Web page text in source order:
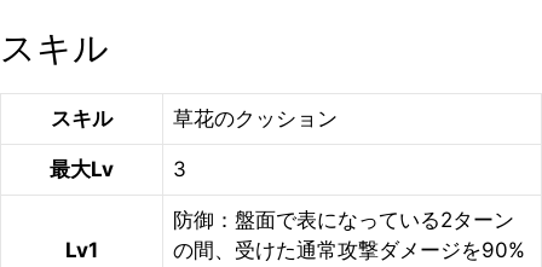
スキル
スキル 草花のクッション
最大Lv 3
Lv1
防御：盤面で表になっている2ターン
の間、受けた通常攻撃ダメージを90%